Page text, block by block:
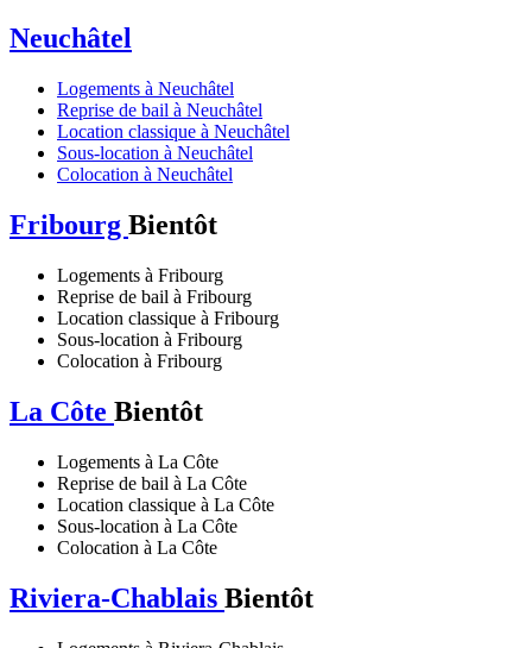
Neuchâtel
Logements à Neuchâtel
Reprise de bail à Neuchâtel
Location classique à Neuchâtel
Sous-location à Neuchâtel
Colocation à Neuchâtel
Fribourg Bientôt
Logements à Fribourg
Reprise de bail à Fribourg
Location classique à Fribourg
Sous-location à Fribourg
Colocation à Fribourg
La Côte Bientôt
Logements à La Côte
Reprise de bail à La Côte
Location classique à La Côte
Sous-location à La Côte
Colocation à La Côte
Riviera-Chablais Bientôt